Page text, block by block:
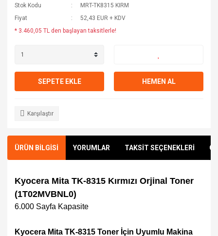
Stok Kodu
MRT-TK8315 KIRM
Fiyat
52,43 EUR + KDV
* 3.460,05 TL den başlayan taksitlerle!
SEPETE EKLE HEMEN AL
Karşılaştır
ÜRÜN BİLGİSİ YORUMLAR TAKSİT SEÇENEKLERİ
Kyocera Mita TK-8315 Kırmızı Orjinal Toner
(1T02MVBNL0)
6.000 Sayfa Kapasite
Kyocera Mita TK-8315 Toner İçin Uyumlu Makina